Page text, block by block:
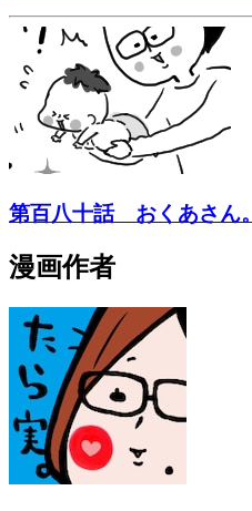
第百八十話 おくあさん。
漫画作者